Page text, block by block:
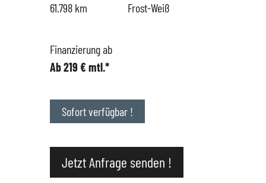
VW
VW Nutzfahrzeugservice
News
Unternehmen
Karriere
Impressum
61.798 km
Frost-Weiß
Finanzierung ab
Ab 219 € mtl.*
Sofort verfügbar !
Jetzt Anfrage senden !